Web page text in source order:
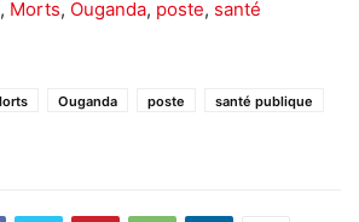
, Morts, Ouganda, poste, santé
Ouganda poste
santé publique